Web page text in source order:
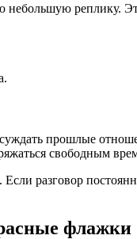
реплику.
прошлые
свободным
разговор
флажки